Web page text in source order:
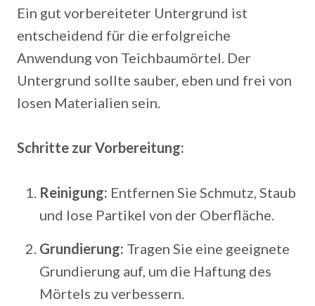
Ein gut vorbereiteter Untergrund ist
entscheidend für die erfolgreiche
Anwendung von Teichbaumörtel. Der
Untergrund sollte sauber, eben und frei von
losen Materialien sein.
Schritte zur Vorbereitung:
Reinigung: Entfernen Sie Schmutz, Staub
und lose Partikel von der Oberfläche.
Grundierung: Tragen Sie eine geeignete
Grundierung auf, um die Haftung des
Mörtels zu verbessern.